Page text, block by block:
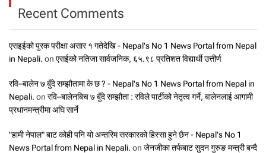
Recent Comments
एसइईको पुरक परीक्षा असार १ गतेदेखि - Nepal's No 1 News Portal from Nepal
in Nepali. on एसईको नतिजा सार्वजनिक, ६५.९८ प्रतिशत विद्यार्थी उत्तीर्ण
रवि–बालेन ७ बुँदे सम्झौतामा के छ ? - Nepal's No 1 News Portal from Nepal in
Nepali. on रवि–बालेनबिच ७ बुँदे सम्झौता : रविले पार्टीको नेतृत्व गर्ने, बालेनलाई आगामी
प्रधानमन्त्रीमा अघि सार्ने
"हामी नेपाल" बाट कोही पनि यो अन्तरिम सरकारको हिस्सा हुने छैन - Nepal's No 1
News Portal from Nepal in Nepali. on जेनजीका तर्फबाट सुदन गुरुङ मन्त्री बन्दै